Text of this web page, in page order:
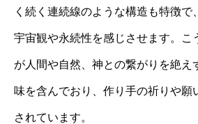
く続く連続線のような構造も特徴で
宇宙観や永続性を感じさせます。こ
が人間や自然、神との繋がりを絶え
味を含んでおり、作り手の祈りや願
されています。